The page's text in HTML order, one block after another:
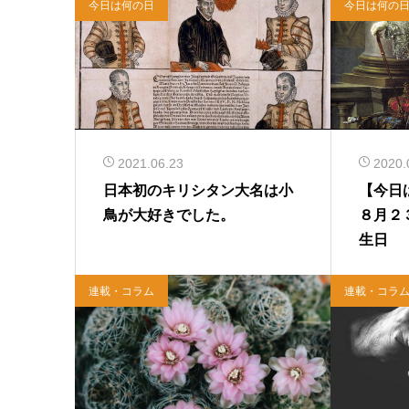
今日は何の日
2021.06.23
日本初のキリシタン大名は小
鳥が大好きでした。
今日は何の日
【今
８月
生日
連載・コラム 連載・コラム